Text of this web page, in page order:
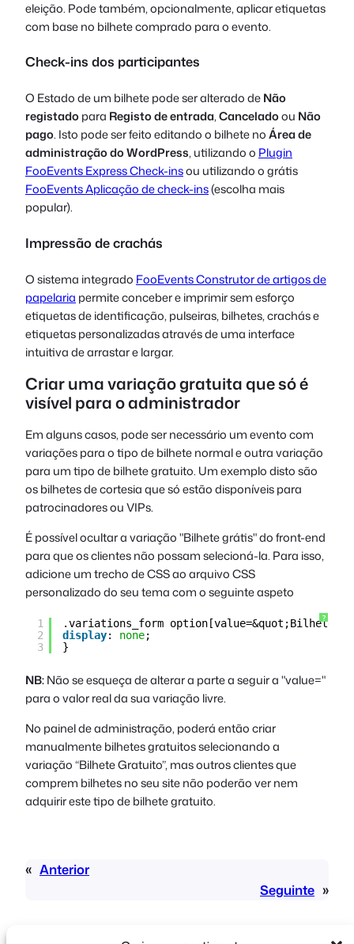
eleição. Pode também, opcionalmente, aplicar etiquetas
com base no bilhete comprado para o evento.
Check-ins dos participantes
O Estado de um bilhete pode ser alterado deNão
registadopara Registo de entrada,Canceladoou Não
pago. Isto pode ser feito editando o bilhete noÁrea de
administração do WordPress, utilizando o Plugin
FooEvents Express Check-insou utilizando o grátis
FooEvents Aplicação de check-ins(escolha mais
popular).
Impressão de crachás
O sistema integrado FooEvents Construtor de artigos de
papelaria permite conceber e imprimir sem esforço
etiquetas de identificação, pulseiras, bilhetes, crachás e
etiquetas personalizadas através de uma interface
intuitiva de arrastar e largar.
Criar uma variação gratuita que só é
visível para o administrador
Em alguns casos, pode ser necessário um evento com
variações para o tipo de bilhete normal e outra variação
para um tipo de bilhete gratuito. Um exemplo disto são
os bilhetes de cortesia que só estão disponíveis para
patrocinadores ou VIPs.
É possível ocultar a variação "Bilhete grátis" do front-end
para que os clientes não possam selecioná-la. Para isso,
adicione um trecho de CSS ao arquivo CSS
personalizado do seu tema com o seguinte aspeto
?
1
2
3
.variations_form option[value=&quot;Bilhete
display: none;
}
NB:Não se esqueça de alterar a parte a seguir a "value="
para o valor real da sua variação livre.
No painel de administração, poderá então criar
manualmente bilhetes gratuitos selecionando a
variação “Bilhete Gratuito”, mas outros clientes que
comprem bilhetes no seu site não poderão ver nem
adquirir este tipo de bilhete gratuito.
« Anterior
Seguinte »